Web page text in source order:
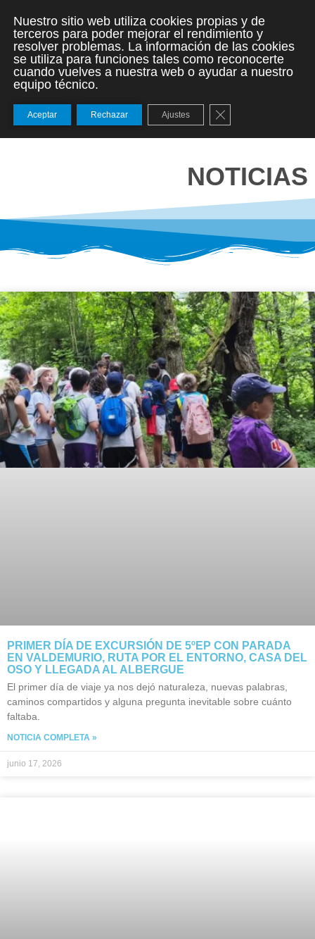
NOTICIAS
PRIMER DÍA DE EXCURSIÓN DE 5ºEP CON PARADA
EN VALDEMURIO, RUTA POR EL ENTORNO, CASA DEL
OSO Y LLEGADA AL ALBERGUE
El primer día de viaje ya nos dejó naturaleza, nuevas palabras,
caminos compartidos y alguna pregunta inevitable sobre cuánto
faltaba.
NOTICIA COMPLETA »
junio 17, 2026
Nuestro sitio web utiliza cookies propias y de
terceros para poder mejorar el rendimiento y
resolver problemas. La información de las cookies
se utiliza para funciones tales como reconocerte
cuando vuelves a nuestra web o ayudar a nuestro
equipo técnico.
Aceptar Rechazar Ajustes Cerrar el banner de